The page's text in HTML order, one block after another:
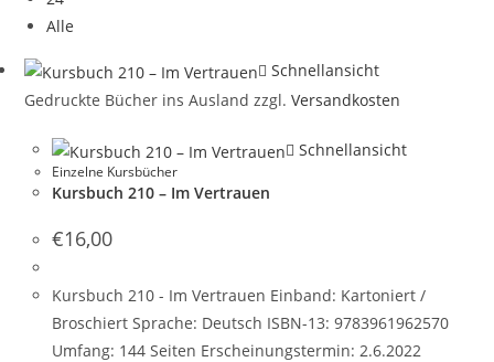
Alle
Schnellansicht
Gedruckte Bücher ins Ausland zzgl.Versandkosten
Schnellansicht
Einzelne Kursbücher
Kursbuch 210 – Im Vertrauen
€16,00
Kursbuch 210 - Im Vertrauen Einband: Kartoniert /
Broschiert Sprache: Deutsch ISBN-13: 9783961962570
Umfang: 144 Seiten Erscheinungstermin: 2.6.2022